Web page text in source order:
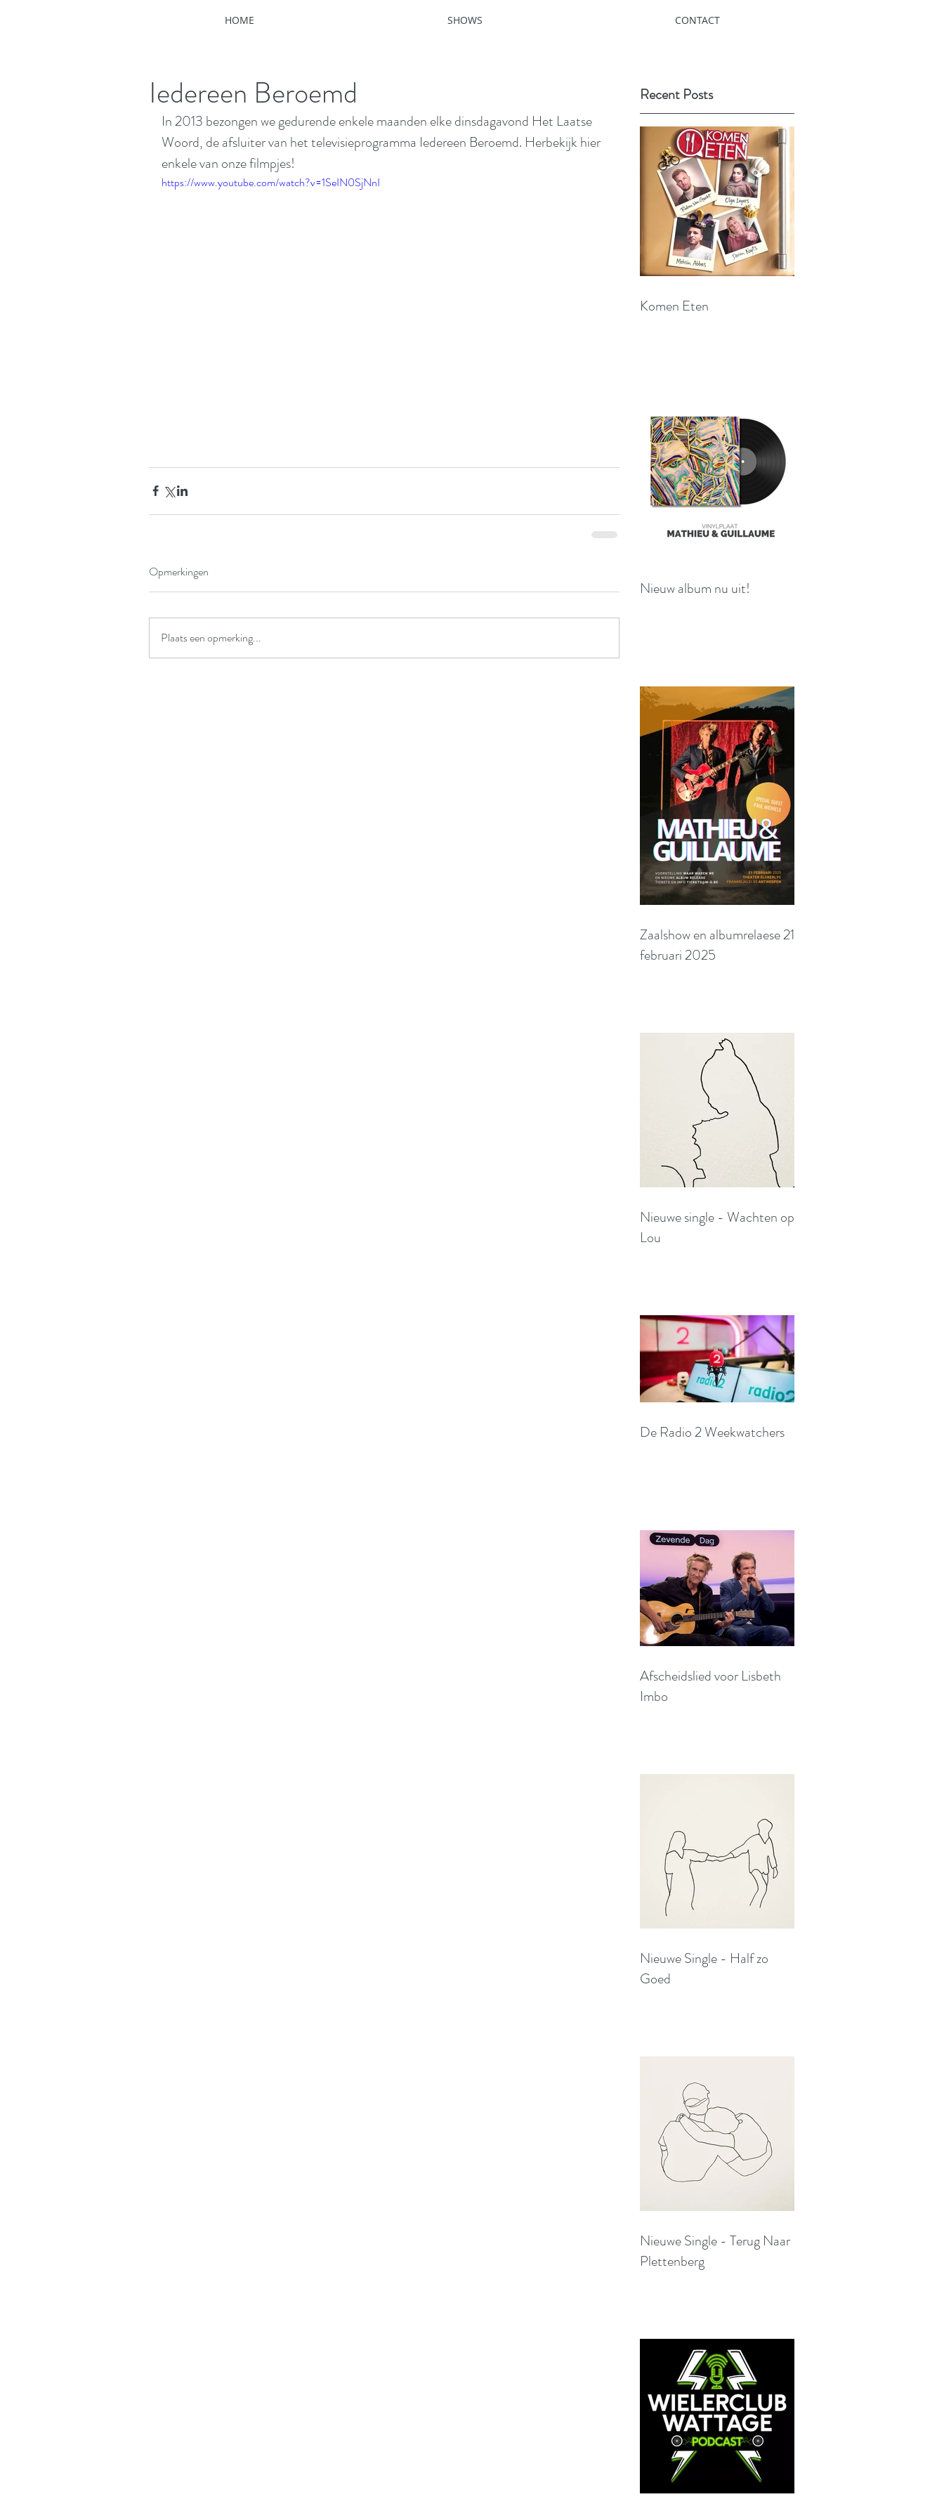
HOME SHOWS CONTACT
Iedereen Beroemd
In 2013 bezongen we gedurende enkele maanden elke dinsdagavond Het Laatse
Woord, de afsluiter van het televisieprogramma Iedereen Beroemd. Herbekijk hier
enkele van onze filmpjes!
https://www.youtube.com/watch?v=1SeIN0SjNnI
Opmerkingen
Plaats een opmerking...
Recent Posts
Komen Eten
Nieuw album nu uit!
Zaalshow en albumrelaese 21
februari 2025
Nieuwe single - Wachten op
Lou
De Radio 2 Weekwatchers
Afscheidslied voor Lisbeth
Imbo
Nieuwe Single - Half zo
Goed
Nieuwe Single - Terug Naar
Plettenberg